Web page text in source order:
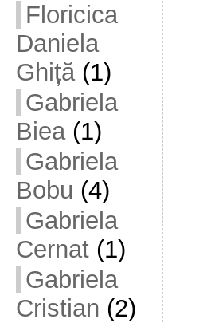
Floricica
Daniela
Ghiță(1)
Gabriela
Biea(1)
Gabriela
Bobu (4)
Gabriela
Cernat(1)
Gabriela
Cristian (2)